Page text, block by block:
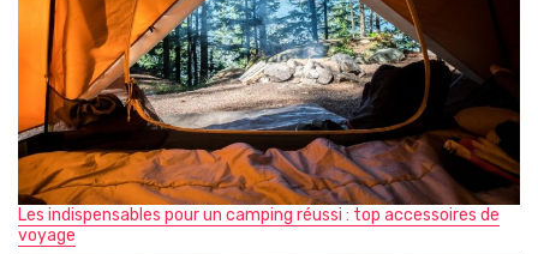
Les indispensables pour un camping réussi : top accessoires de
voyage